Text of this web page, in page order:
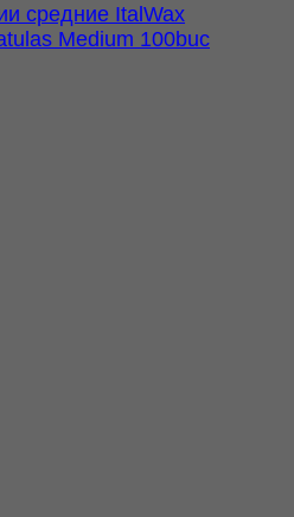
средние ItalWax
Medium 100buc